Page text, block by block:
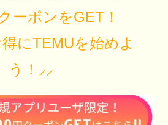
ーポンをGET！
にTEMUを始めよ
う！⸝⸝